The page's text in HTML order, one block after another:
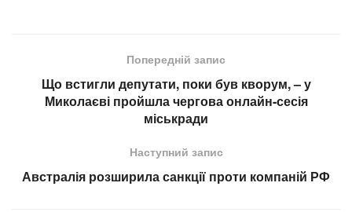
Попередній запис
Що встигли депутати, поки був кворум, – у
Миколаєві пройшла чергова онлайн-сесія
міськради
Наступний запис
Австралія розширила санкції проти компаній РФ